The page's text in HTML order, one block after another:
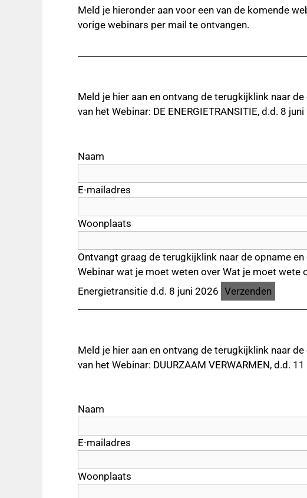
Meld je hieronder aan voor een van de komende
vorige webinars per mail te ontvangen.
Meld je hier aan en ontvang de terugkijklink naar de
van het Webinar: DE ENERGIETRANSITIE, d.d. 8 juni
Naam
E-mailadres
Woonplaats
Ontvangt graag de terugkijklink naar de opname en
Webinar wat je moet weten over Wat je moet wete
Energietransitie d.d. 8 juni 2026
Meld je hier aan en ontvang de terugkijklink naar de
van het Webinar: DUURZAAM VERWARMEN, d.d.
Naam
E-mailadres
Woonplaats